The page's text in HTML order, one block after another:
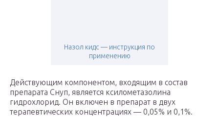
Назол кидс — инструкция по
применению
Действующим компонентом, входящим в состав
препарата Снуп, является ксилометазолина
гидрохлорид. Он включен в препарат в двух
терапевтических концентрациях — 0,05% и 0,1%.